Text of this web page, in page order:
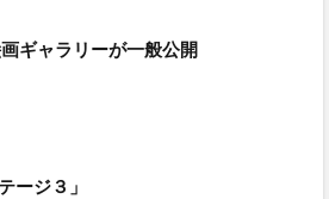
ギャラリーが一般公開
ージ３」